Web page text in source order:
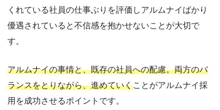
くれている社員の仕事ぶりを評価しアルムナイばかり
優遇されていると不信感を抱かせないことが大切で
す。
アルムナイの事情と、既存の社員への配慮。両方のバ
ランスをとりながら、進めていくことがアルムナイ採
用を成功させるポイントです。